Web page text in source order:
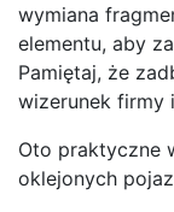
wymiana
elementu, aby
Pamiętaj, że
wizerunek firmy
Oto praktyczne
oklejonych